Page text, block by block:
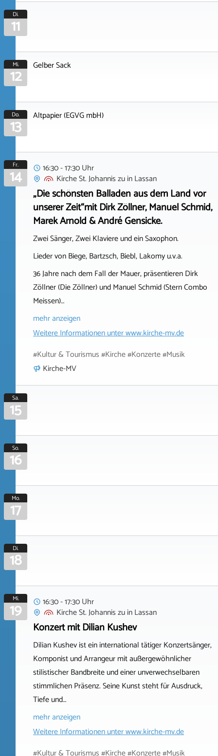
Di.
11
Mi.
12 Gelber Sack
Do.
13 Altpapier (EGVG mbH)
Fr.
14
16:30 - 17:30 Uhr
Kirche St. Johannis zuinLassan
„Die schönsten Balladen aus dem Land vor
unserer Zeit“mit Dirk Zöllner, Manuel Schmid,
Marek Arnold & André Gensicke.
Zwei Sänger, Zwei Klaviere und ein Saxophon.
Lieder von Biege, Bartzsch, Biebl, Lakomy u.v.a.
36 Jahre nach dem Fall der Mauer, präsentieren Dirk
Zöllner (Die Zöllner) und Manuel Schmid (Stern Combo
Meissen)…
mehr anzeigen
Weitere Informationen unterwww.kirche-mv.de
#Kultur & Tourismus #Kirche #Konzerte #Musik
Kirche-MV
Sa.
15
So.
16
Mo.
17
Di.
18
Mi.
19
16:30 - 17:30 Uhr
Kirche St. Johannis zuinLassan
Konzert mit Dilian Kushev
Dilian Kushev ist ein international tätiger Konzertsänger,
Komponist und Arrangeur mit außergewöhnlicher
stilistischer Bandbreite und einer unverwechselbaren
stimmlichen Präsenz. Seine Kunst steht für Ausdruck,
Tiefe und…
mehr anzeigen
Weitere Informationen unterwww.kirche-mv.de
#Kultur & Tourismus #Kirche #Konzerte #Musik